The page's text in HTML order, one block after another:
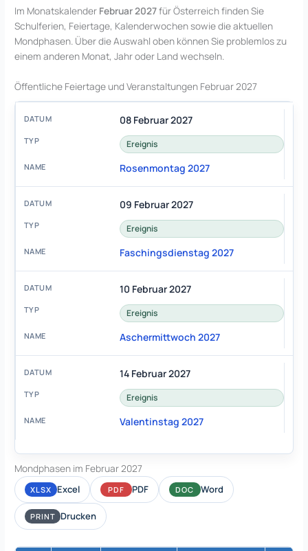
Im Monatskalender Februar 2027für Österreich finden Sie
Schulferien, Feiertage, Kalenderwochen sowie die aktuellen
Mondphasen. Über die Auswahl oben können Sie problemlos zu
einem anderen Monat, Jahr oder Land wechseln.
Öffentliche Feiertage und Veranstaltungen Februar 2027
08 Februar 2027
Ereignis
Rosenmontag 2027
09 Februar 2027
Ereignis
Faschingsdienstag 2027
10 Februar 2027
Ereignis
Aschermittwoch 2027
14 Februar 2027
Ereignis
Valentinstag 2027
Mondphasen im Februar 2027
XLSX Excel PDF PDF DOC Word
PRINT Drucken